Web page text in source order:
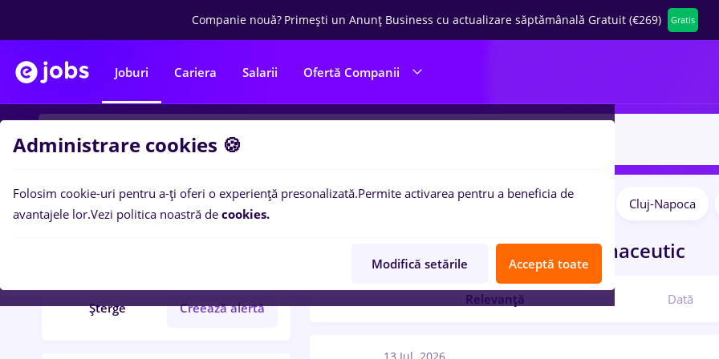
Companie nouă? Primești un Anunț Business cu actualizare săptămânală Gratuit (€269) Gratis
Joburi Cariera Salarii Ofertă Companii
Filtre
Șterge Creează alertă
Remote (de acasă) Cluj-Napoca
cu salarii farmaceutic
Relevanță Dată
Administrare cookies 🍪
Folosim cookie-uri pentru a-ți oferi o experiență presonalizată.Permite activarea pentru a beneficia de
avantajele lor.Vezi politica noastră de cookies.
Modifică setările Acceptă toate